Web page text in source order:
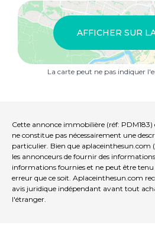
AFFICHER SUR
La carte peut ne pas indiquer
Cette annonce immobilière (réf:
ne constitue pas nécessairement une
particulier. Bien que aplaceinthesun.com
les annonceurs de fournir des
informations fournies et ne peut être
erreur que ce soit. Aplaceinthesun.com
avis juridique indépendant avant tout
l'étranger.